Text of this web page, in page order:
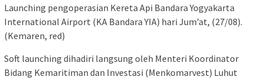
Launching pengoperasian Kereta Api Bandara Yogyakarta
International Airport (KA Bandara YIA) hari Jum’at, (27/08).
(Kemaren, red)
Soft launching dihadiri langsung oleh Menteri Koordinator
Bidang Kemaritiman dan Investasi (Menkomarvest) Luhut